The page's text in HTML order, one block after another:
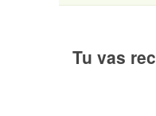
Tu vas